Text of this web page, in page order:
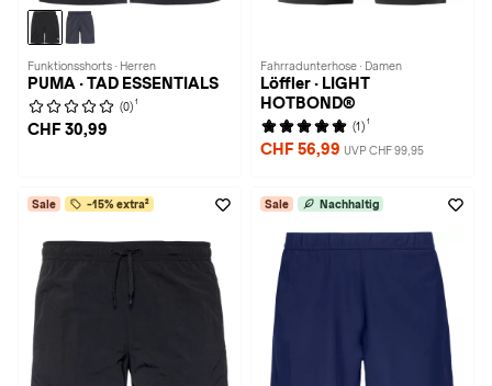
Funktionsshorts · Herren
PUMA · TAD ESSENTIALS
(0) 1
CHF 30,99
Fahrradunterhose · Damen
Löffler · LIGHT
HOTBOND®
(1) 1
CHF 56,99 UVP CHF 99,95
Sale -15% extra² Sale Nachhaltig